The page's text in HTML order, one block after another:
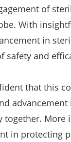
of
With
in
safety and
that this
together.
in protecting